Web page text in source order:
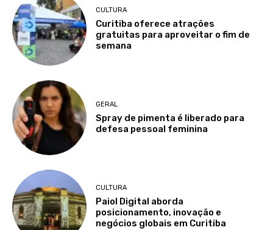
CULTURA
Curitiba oferece atrações
gratuitas para aproveitar o fim de
semana
GERAL
Spray de pimenta é liberado para
defesa pessoal feminina
CULTURA
Paiol Digital aborda
posicionamento, inovação e
negócios globais em Curitiba